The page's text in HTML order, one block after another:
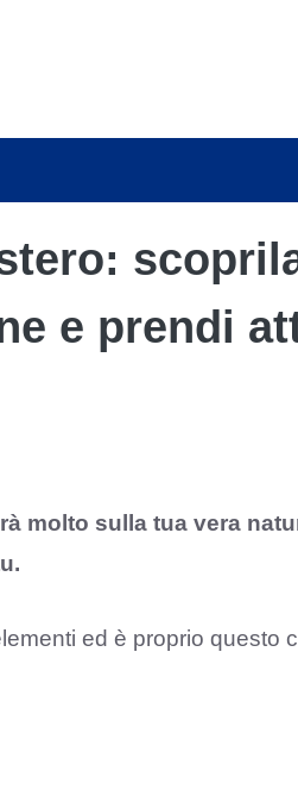
e prendi
molto sulla tua vera
ed è proprio questo